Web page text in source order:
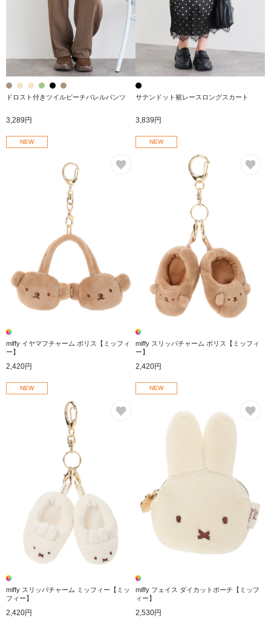
ドロスト付きツイルピーチバレルパンツ
3,289円
サテンドット裾レースロングスカート
3,839円
NEW
miffy イヤマフチャーム ボリス【ミッフィ
ー】
2,420円
NEW
miffy スリッパチャーム ボリス【ミッフィ
ー】
2,420円
NEW
miffy スリッパチャーム ミッフィー【ミッ
フィー】
2,420円
NEW
miffy フェイス ダイカットポーチ【ミッフ
ィー】
2,530円